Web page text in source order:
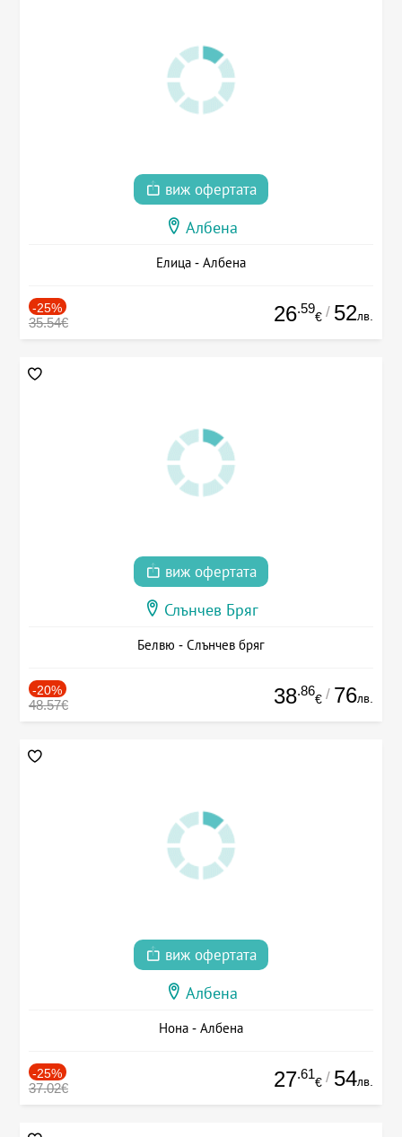
виж офертата
Албена
Елица - Албена
-25%
35.54€ 26.59
€ / 52лв.
виж офертата
Слънчев Бряг
Белвю - Слънчев бряг
-20%
48.57€ 38.86
€ / 76лв.
виж офертата
Албена
Нона - Албена
-25%
37.02€ 27.61
€ / 54лв.